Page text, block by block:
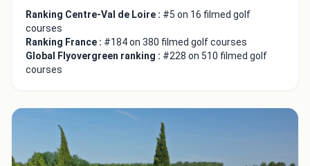
Ranking Centre-Val de Loire : #5 on 16 filmed golf
courses
Ranking France : #184 on 380 filmed golf courses
Global Flyovergreen ranking : #228 on 510 filmed golf
courses